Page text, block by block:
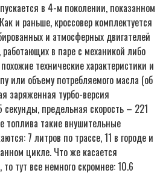
в 4-м поколении, показанном
и раньше, кроссовер комплектуется
и атмосферных двигателей
в паре с механикой либо
технические характеристики и
или объему потребляемого масла (об
заряженная турбо-версия
секунды, предельная скорость – 221
топлива такие внушительные
7 литров по трассе, 11 в городе и
цикле. Что же касается
тут все немного скромнее: 10.6